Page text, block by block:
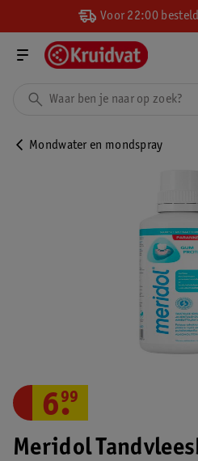
Voor 22:00
Mondwater en mondspray
Meridol
6.
99